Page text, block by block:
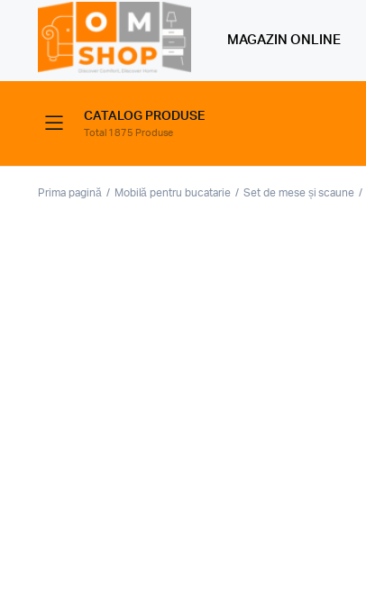
MAGAZIN ONLINE
CATALOG PRODUSE
Total 1875 Produse
Prima pagină Mobilă pentru bucatarie Set de mese și scaune